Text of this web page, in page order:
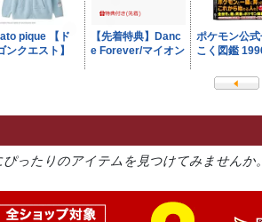
ったりのアイテムを見つけてみませんか。